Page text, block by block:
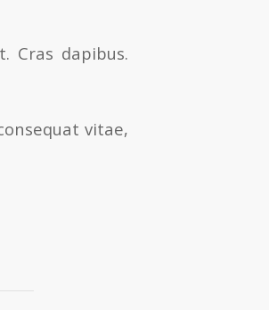
Cras dapibus.
vitae,